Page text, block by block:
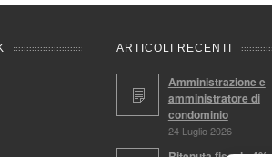
ARTICOLI RECENTI
Amministrazione e
amministratore di
condominio
24 Luglio 2026